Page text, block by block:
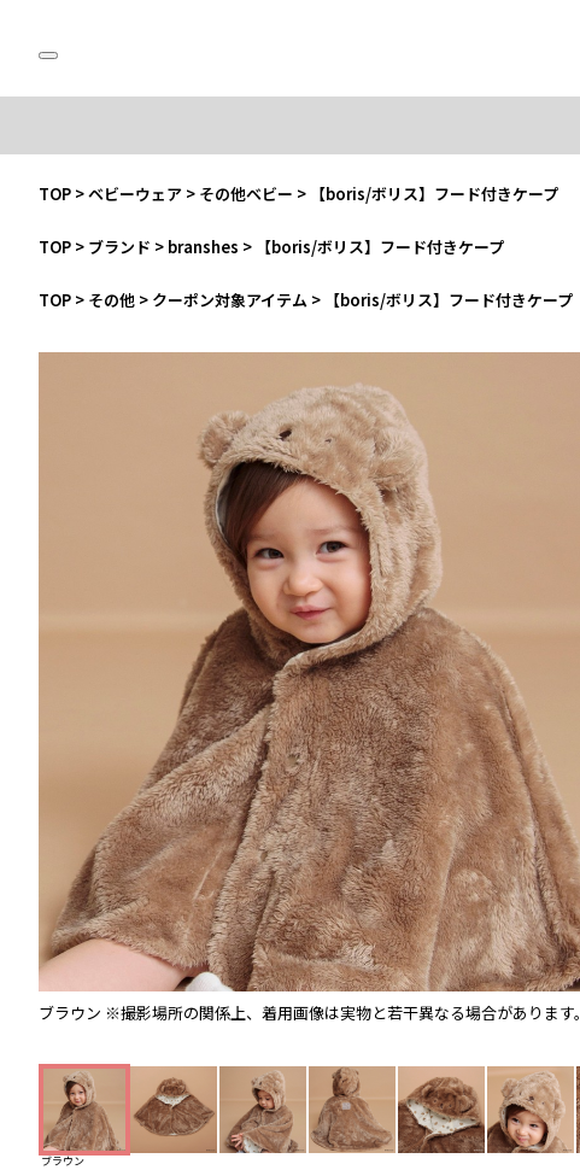
TOP >ベビーウェア > その他ベビー > 【boris/ボリス】フード付きケープ
TOP > ブランド > branshes > 【boris/ボリス】フード付きケープ
TOP > その他 > クーポン対象アイテム > 【boris/ボリス】フード付きケープ
ブラウン ※撮影場所の関係上、着用画像は実物と若干異なる場合があります。
ブラウン